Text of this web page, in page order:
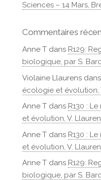
Sciences – 14 Mars,
Commentaires
Anne Tdans R129:
biologique, par S.
Violaine Llaurensdans
écologie et évolution,
Anne Tdans R130 :
et évolution, V.
Anne Tdans R130 :
et évolution, V.
Anne Tdans R129:
biologique, par S.